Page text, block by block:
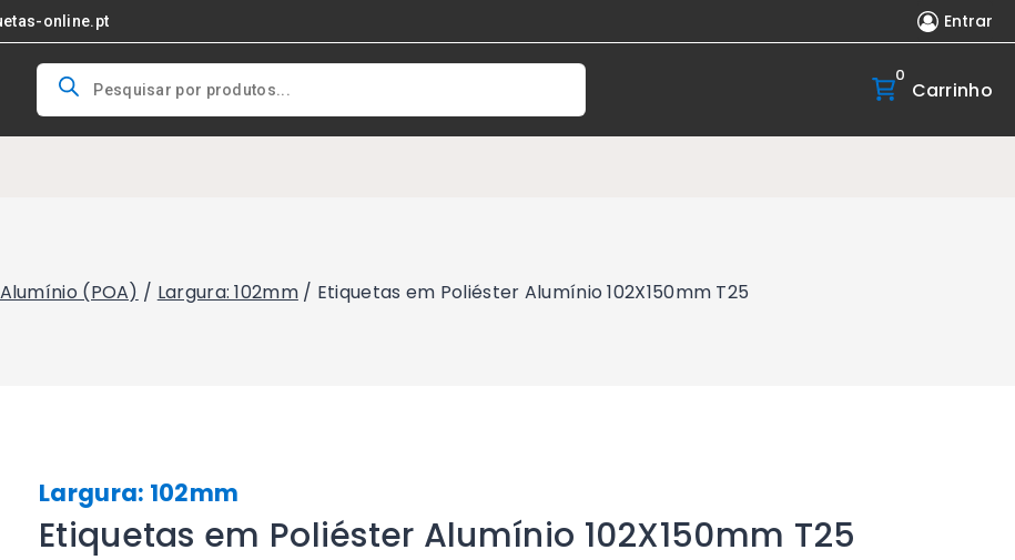
online.pt Entrar
Products
search
0
Carrinho
(POA) / Largura: 102mm / Etiquetas em Poliéster Alumínio 102X150mm T25
Largura: 102mm
Etiquetas em Poliéster Alumínio 102X150mm T25